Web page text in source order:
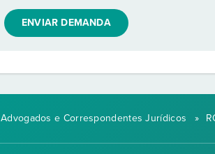
ENVIAR DEMANDA
Advogados e Correspondentes Jurídicos »